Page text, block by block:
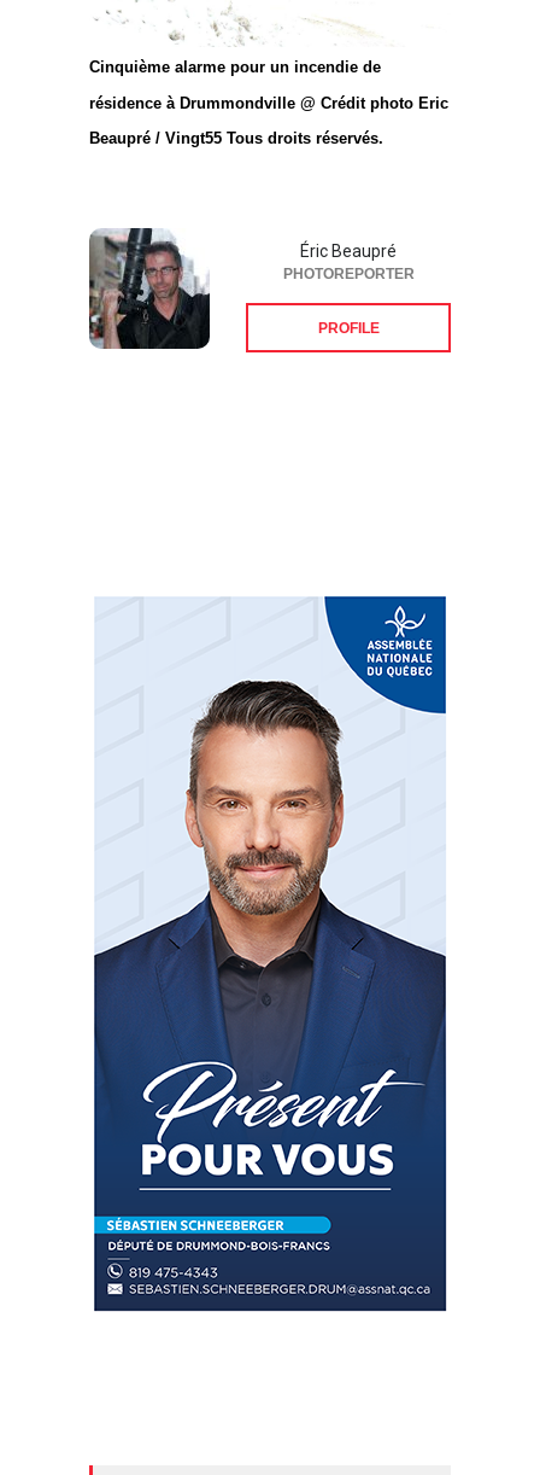
Cinquième alarme pour un incendie de
résidence à Drummondville @ Crédit photo Eric
Beaupré / Vingt55 Tous droits réservés.
Éric Beaupré
PHOTOREPORTER
PROFILE